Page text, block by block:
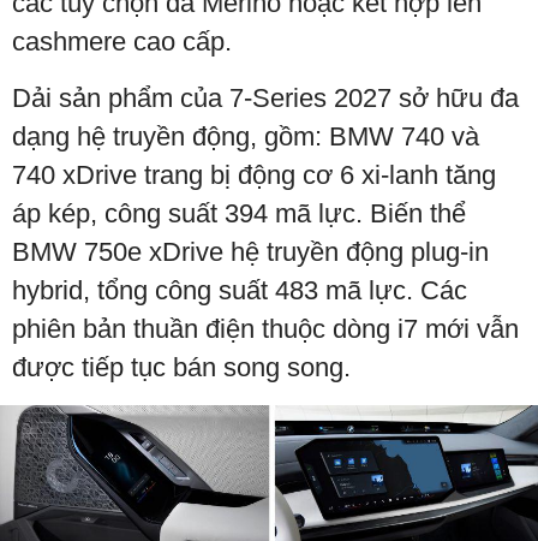
cashmere cao cấp.
Dải sản phẩm của 7-Series 2027 sở hữu đa
dạng hệ truyền động, gồm: BMW 740 và
740 xDrive trang bị động cơ 6 xi-lanh tăng
áp kép, công suất 394 mã lực. Biến thể
BMW 750e xDrive hệ truyền động plug-in
hybrid, tổng công suất 483 mã lực. Các
phiên bản thuần điện thuộc dòng i7 mới vẫn
được tiếp tục bán song song.